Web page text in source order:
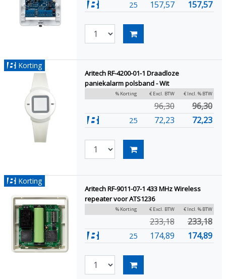
25 157,57 157,57
Korting
Aritech RF-4200-01-1 Draadloze
paniekalarm polsband - Wit
% Korting € Excl. BTW € Incl. % BTW
96,30 96,30
25 72,23 72,23
Korting
Aritech RF-9011-07-1 433 MHz Wireless
repeater voor ATS1236
% Korting € Excl. BTW € Incl. % BTW
233,18 233,18
25 174,89 174,89